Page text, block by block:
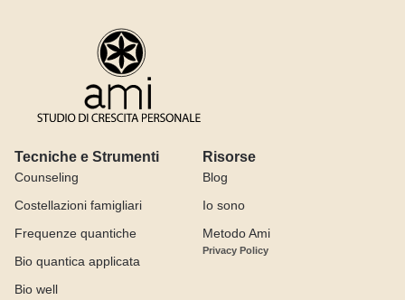
Tecniche e Strumenti
Counseling
Costellazioni famigliari
Frequenze quantiche
Bio quantica applicata
Bio well
Risorse
Blog
Io sono
Metodo Ami
Privacy Policy